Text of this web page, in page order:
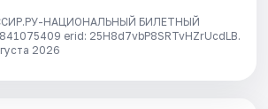
НАЦИОНАЛЬНЫЙ БИЛЕТНЫЙ
erid: 25H8d7vbP8SRTvHZrUcdLB.
2026